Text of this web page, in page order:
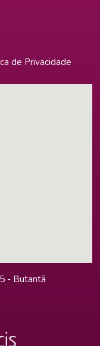
- Butantã
de Privacidade